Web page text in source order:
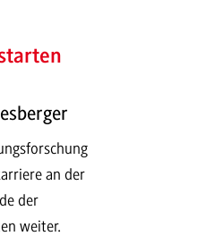
an der
der
weiter.